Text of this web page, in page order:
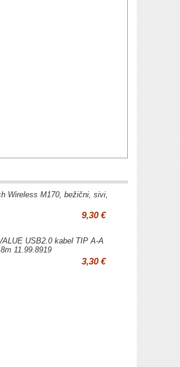
Wireless M170, bežični, sivi,
9,30 €
USB2.0 kabel TIP A-A
11.99.8919
3,30 €